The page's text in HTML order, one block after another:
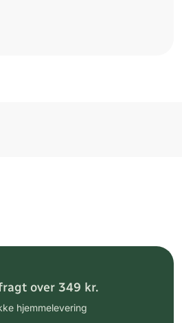
over 349 kr.
hjemmelevering